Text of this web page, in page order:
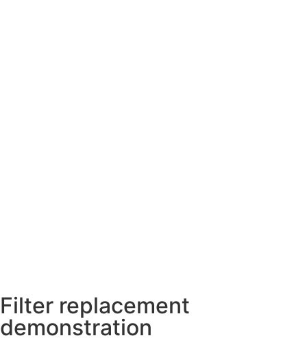
Filter replacement
demonstration